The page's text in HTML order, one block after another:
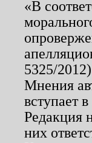
«В
5325/
Мнения
вступает
Редакция
них